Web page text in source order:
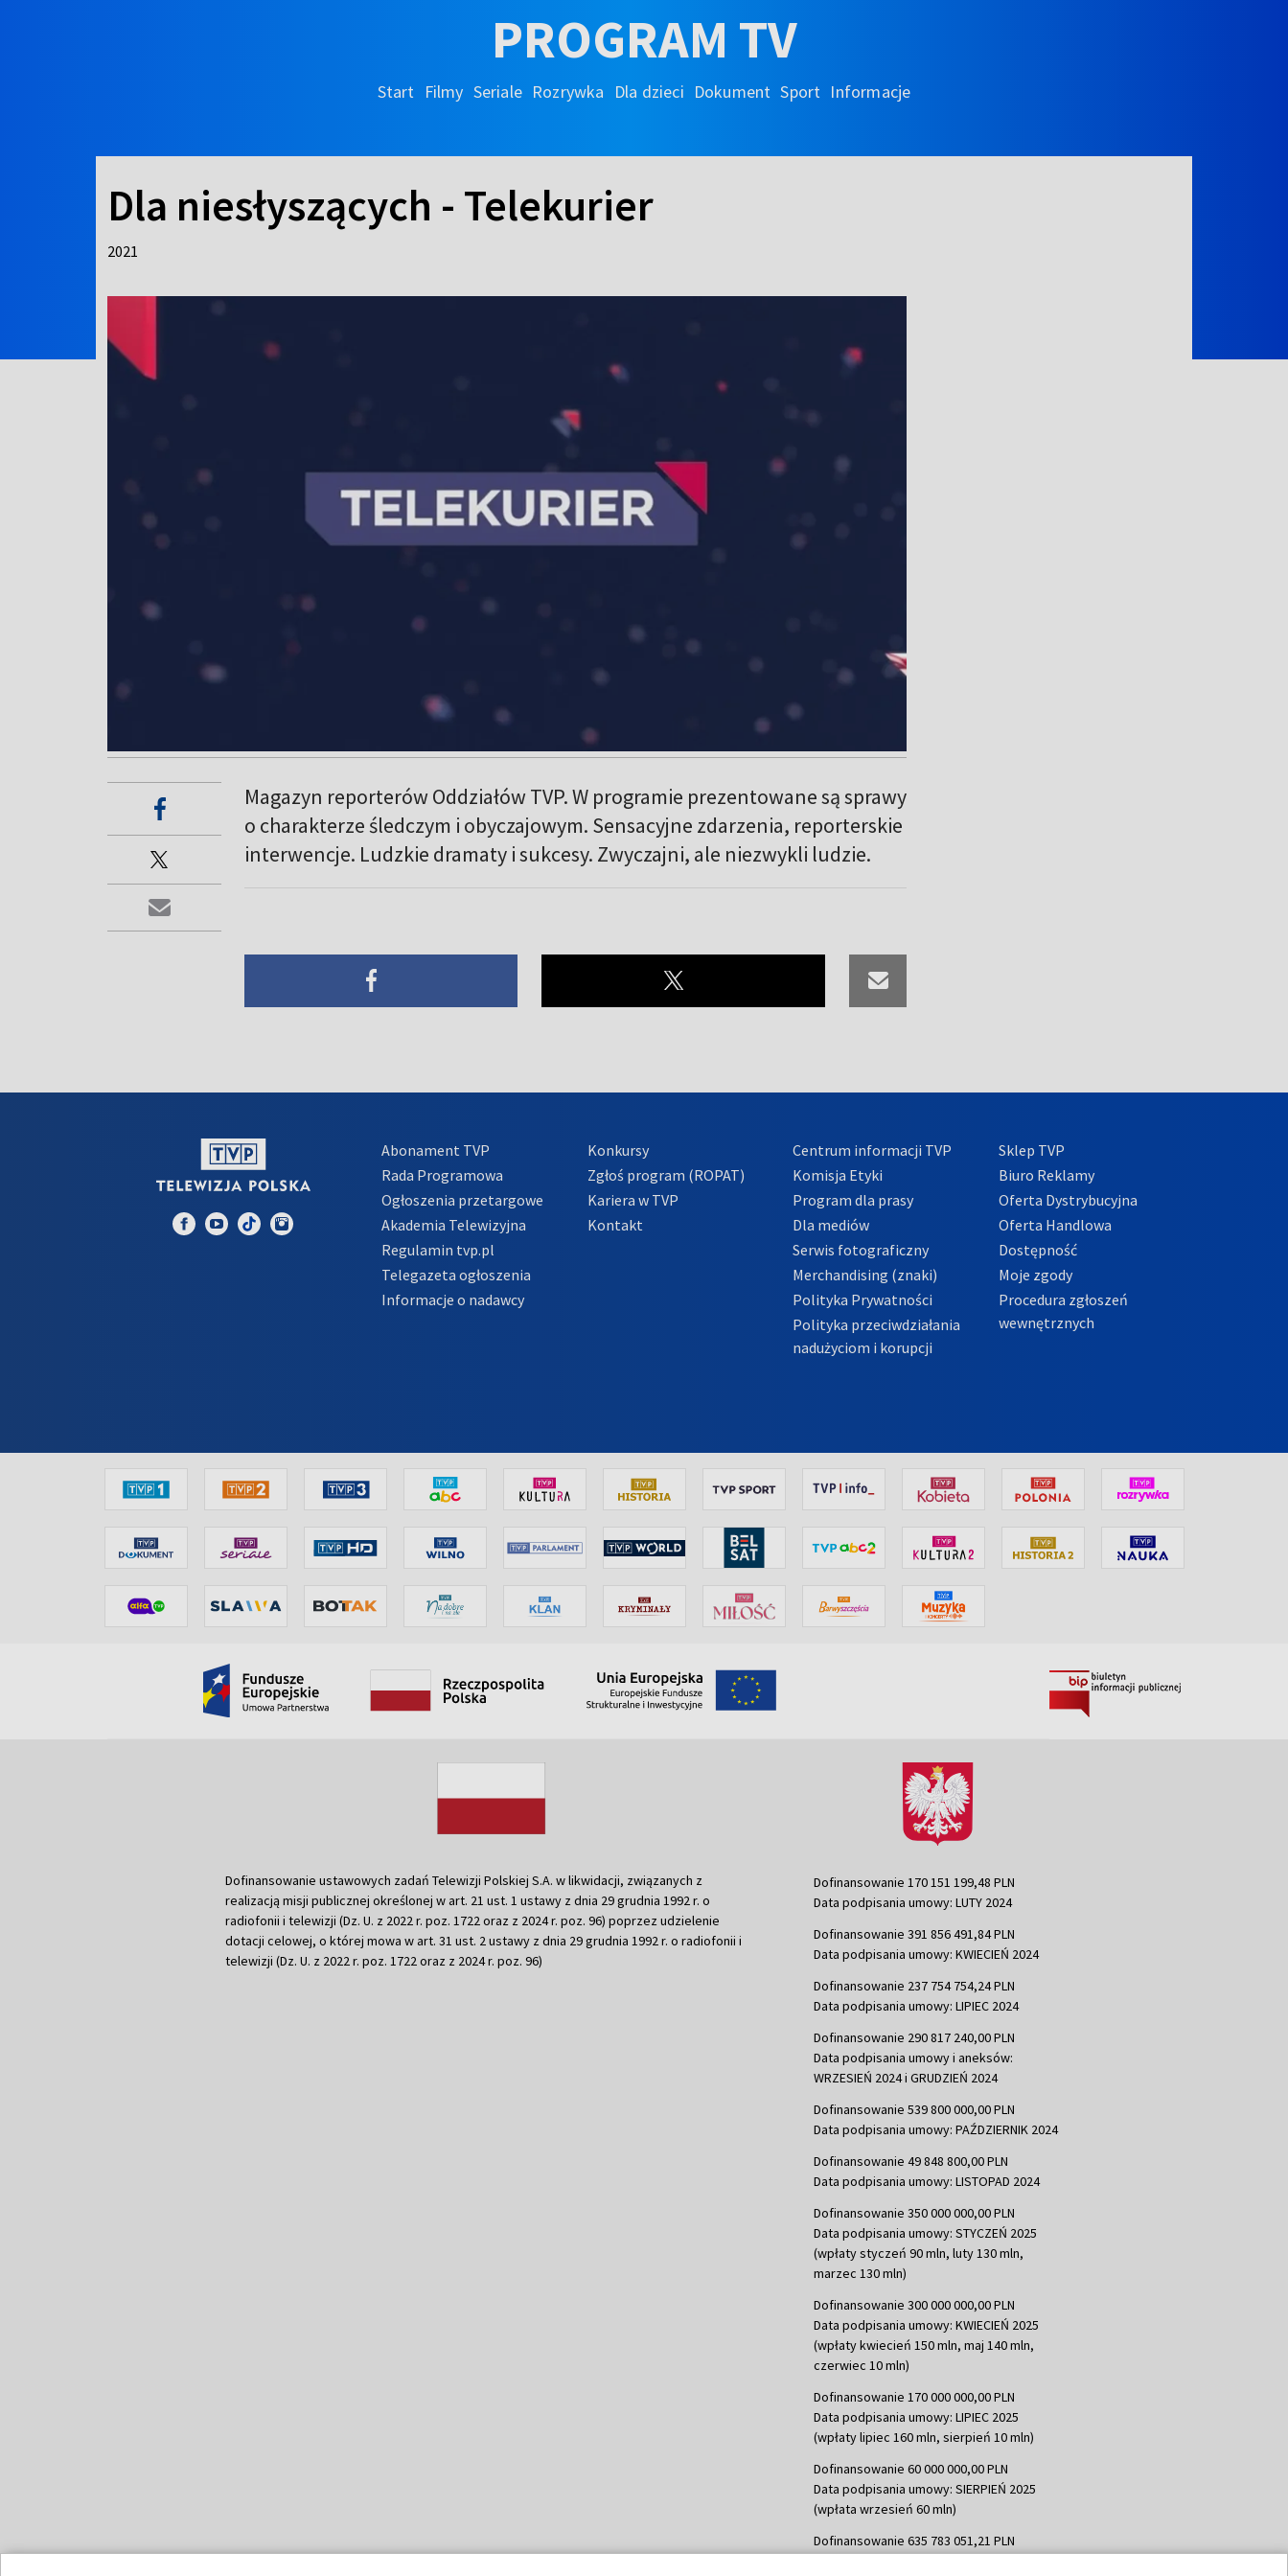
PROGRAM TV
Start Filmy Seriale Rozrywka Dla dzieci Dokument Sport Informacje
Dla niesłyszących - Telekurier
2021
Magazyn reporterów Oddziałów TVP. W programie prezentowane są sprawy
o charakterze śledczym i obyczajowym. Sensacyjne zdarzenia, reporterskie
interwencje. Ludzkie dramaty i sukcesy. Zwyczajni, ale niezwykli ludzie.
Abonament TVP
Rada Programowa
Ogłoszenia przetargowe
Akademia Telewizyjna
Regulamin tvp.pl
Telegazeta ogłoszenia
Informacje o nadawcy
Konkursy
Zgłoś program (ROPAT)
Kariera w TVP
Kontakt
Centrum informacji TVP
Komisja Etyki
Program dla prasy
Dla mediów
Serwis fotograficzny
Merchandising (znaki)
Polityka Prywatności
Polityka przeciwdziałania
nadużyciom i korupcji
Sklep TVP
Biuro Reklamy
Oferta Dystrybucyjna
Oferta Handlowa
Dostępność
Moje zgody
Procedura zgłoszeń
wewnętrznych
Dofinansowanie ustawowych zadań Telewizji Polskiej S.A. w likwidacji, związanych z
realizacją misji publicznej określonej w art. 21 ust. 1 ustawy z dnia 29 grudnia 1992 r. o
radiofonii i telewizji (Dz. U. z 2022 r. poz. 1722 oraz z 2024 r. poz. 96) poprzez udzielenie
dotacji celowej, o której mowa w art. 31 ust. 2 ustawy z dnia 29 grudnia 1992 r. o radiofonii i
telewizji (Dz. U. z 2022 r. poz. 1722 oraz z 2024 r. poz. 96)
Dofinansowanie 170 151 199,48 PLN
Data podpisania umowy: LUTY 2024
Dofinansowanie 391 856 491,84 PLN
Data podpisania umowy: KWIECIEŃ 2024
Dofinansowanie 237 754 754,24 PLN
Data podpisania umowy: LIPIEC 2024
Dofinansowanie 290 817 240,00 PLN
Data podpisania umowy i aneksów:
WRZESIEŃ 2024 i GRUDZIEŃ 2024
Dofinansowanie 539 800 000,00 PLN
Data podpisania umowy: PAŹDZIERNIK 2024
Dofinansowanie 49 848 800,00 PLN
Data podpisania umowy: LISTOPAD 2024
Dofinansowanie 350 000 000,00 PLN
Data podpisania umowy: STYCZEŃ 2025
(wpłaty styczeń 90 mln, luty 130 mln,
marzec 130 mln)
Dofinansowanie 300 000 000,00 PLN
Data podpisania umowy: KWIECIEŃ 2025
(wpłaty kwiecień 150 mln, maj 140 mln,
czerwiec 10 mln)
Dofinansowanie 170 000 000,00 PLN
Data podpisania umowy: LIPIEC 2025
(wpłaty lipiec 160 mln, sierpień 10 mln)
Dofinansowanie 60 000 000,00 PLN
Data podpisania umowy: SIERPIEŃ 2025
(wpłata wrzesień 60 mln)
Dofinansowanie 635 783 051,21 PLN